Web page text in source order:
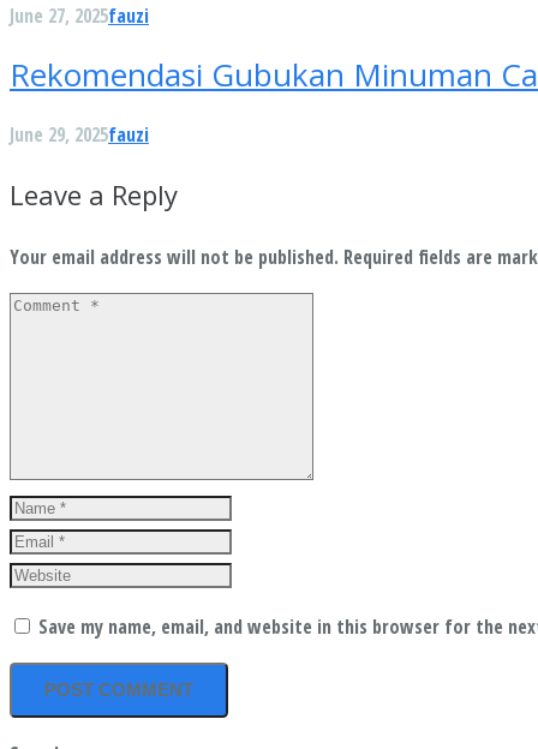
June 27, 2025fauzi
Rekomendasi Gubukan Minuman
June 29, 2025fauzi
Leave a Reply
Your email address will not be published. Required fields are
Save my name, email, and website in this browser for the